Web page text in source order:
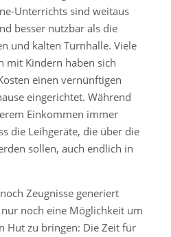
Unterrichts sind weitaus
besser nutzbar als die
und kalten Turnhalle. Viele
mit Kindern haben sich
einen vernünftigen
eingerichtet. Während
Einkommen immer
die Leihgeräte, die über die
sollen, auch endlich in
Zeugnisse generiert
noch eine Möglichkeit um
Hut zu bringen: Die Zeit für